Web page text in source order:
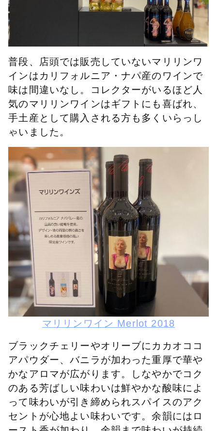
普段、店頭では販売していないマリリンワ
インはカリフォルニア・ナパ産のワインで
味は間違いなし。コレクターがいるほど人
気のマリリンワインはギフトにも喜ばれ、
手土産として購入される方も多くいらっし
ゃいました。
マリリンワイン Merlot 2018
ブラックチェリーやオリーブにカカオココ
アパウダー、バニラが加わった重厚で華や
かなアロマが広がります。しなやかでコク
のある芳ばしい味わいは鮮やかな酸味によ
って味わいが引き締められスパイスのアク
セントが心地よい味わいです。余韻にはロ